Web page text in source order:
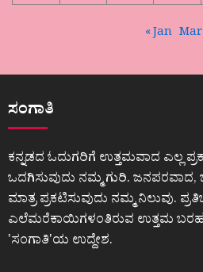
« Jan
ಸಂಗಾತಿ
ಕನ್ನಡದ ಓದುಗರಿಗೆ ಉತ್ತಮವಾದ ಎಲ್ಲ
ಒದಗಿಸುವುದು ನಮ್ಮ ಗುರಿ.
ಮಾತ್ರ ಪ್ರಕಟಿಸುವುದು ನಮ್ಮ ನಿಲುವು.
ಎಲೆಮರೆಕಾಯಿಗಳಂತಿರುವ ಉತ್ತಮ
ʼಸಂಗಾತಿʼಯ ಉದ್ದೇಶ.